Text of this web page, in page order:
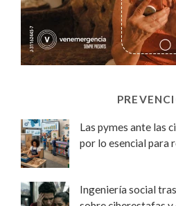
Las pymes ante las
por lo esencial para
Ingeniería social